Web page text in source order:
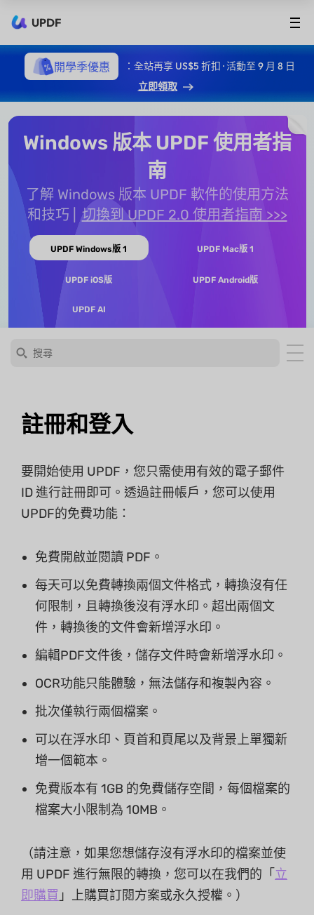
UPDF
開學季優惠
：全站再享 US$5 折扣 · 活動至 9 月 8 日
立即領取
Windows 版本 UPDF 使用者指
南
了解 Windows 版本 UPDF 軟件的使用方法
和技巧
切換到 UPDF 2.0 使用者指南 >>>
UPDF Windows版 1 UPDF Mac版 1
UPDF iOS版 UPDF Android版
UPDF AI
註冊和登入
要開始使用 UPDF，您只需使用有效的電子郵件
ID 進行註冊即可。透過註冊帳戶，您可以使用
UPDF的免費功能：
免費開啟並閱讀 PDF。
每天可以免費轉換兩個文件格式，轉換沒有任
何限制，且轉換後沒有浮水印。超出兩個文
件，轉換後的文件會新增浮水印。
編輯PDF文件後，儲存文件時會新增浮水印。
OCR功能只能體驗，無法儲存和複製內容。
批次僅執行兩個檔案。
可以在浮水印、頁首和頁尾以及背景上單獨新
增一個範本。
免費版本有 1GB 的免費儲存空間，每個檔案的
檔案大小限制為 10MB。
（請注意，如果您想儲存沒有浮水印的檔案並使
用 UPDF 進行無限的轉換，您可以在我們的「 立
即購買 」上購買訂閱方案或永久授權。）